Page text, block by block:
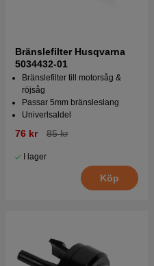
Bränslefilter Husqvarna
5034432-01
Bränslefilter till motorsåg &
röjsåg
Passar 5mm bränsleslang
Univerlsaldel
76 kr 85 kr
I lager
Köp